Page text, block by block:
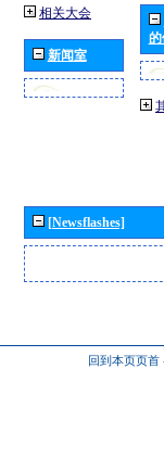
相关大会
新闻室
的
[Newsflashes]
回到本页页首